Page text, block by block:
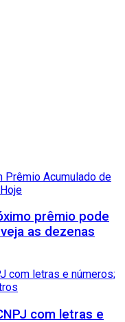
prêmio pode
as dezenas
com letras e